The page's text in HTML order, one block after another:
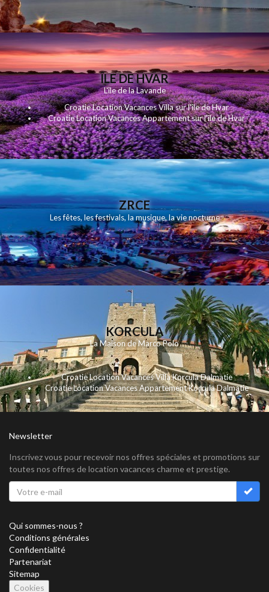
ÎLE DE HVAR
L'île de la Lavande
Croatie Location Vacances Villa sur l'île de Hvar
Croatie Location Vacances Appartement sur l'île de Hvar
ZRCE
Les fêtes, les festivals, la musique, la vie nocturne
KORCULA
La Maison de Marco Polo
Croatie Location Vacances Villa Korcula Dalmatie
Croatie Location Vacances Appartement Korcula Dalmatie
Newsletter
Inscrivez vous pour recevoir nos offres spéciales et promotions sur
toutes nos offres de location vacances charme et prestige.
Qui sommes-nous ?
Conditions générales
Confidentialité
Partenariat
Sitemap
Cookies